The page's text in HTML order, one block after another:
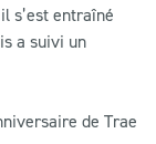
s’est entraîné
a suivi un
de Trae